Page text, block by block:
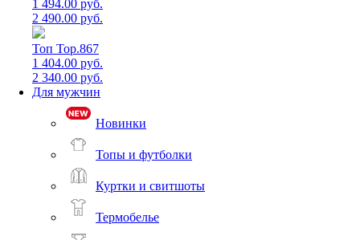
1 494.00 руб.
2 490.00 руб.
Топ Top.867
1 404.00 руб.
2 340.00 руб.
Для мужчин
Новинки
Топы и футболки
Куртки и свитшоты
Термобелье